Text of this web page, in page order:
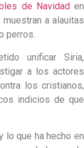
de Navidaden
a alauitas
perros.
unificar Siria,
a los actores
los cristianos,
indicios de que
lo que ha hecho en